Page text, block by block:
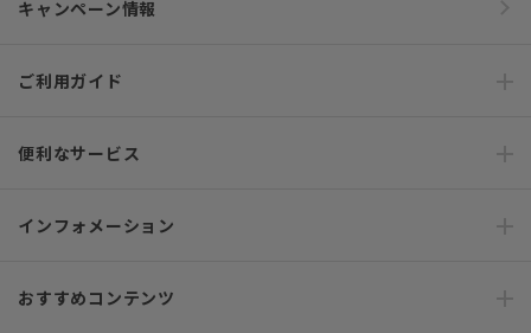
キャンペーン情報
ご利用ガイド
便利なサービス
インフォメーション
おすすめコンテンツ